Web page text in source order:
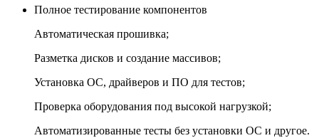
Полное тестирование компонентов
Автоматическая прошивка;
Разметка дисков и создание массивов;
Установка ОС, драйверов и ПО для тестов;
Проверка оборудования под высокой нагрузкой;
Автоматизированные тесты без установки ОС и другое.